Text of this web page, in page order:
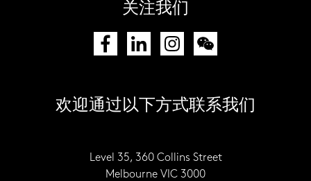
欢迎通过以下方式联系我们
Level 35, 360 Collins Street
Melbourne VIC 3000
关注我们